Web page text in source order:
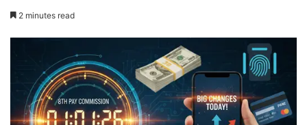
o
w
a
n
e
m
2 minutes read